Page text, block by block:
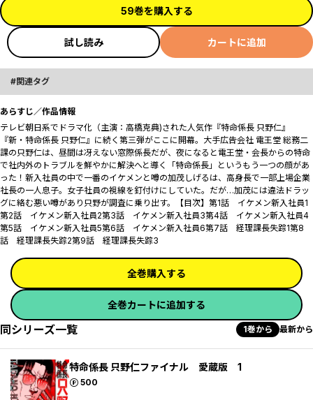
59巻を購入する
試し読み カートに追加
関連タグ
あらすじ／作品情報
テレビ朝日系でドラマ化（主演：高橋克典)された人気作『特命係長 只野仁』
『新・特命係長 只野仁』に続く第三弾がここに開幕。大手広告会社 電王堂 総務二
課の只野仁は、昼間は冴えない窓際係長だが、夜になると電王堂・会長からの特命
で社内外のトラブルを鮮やかに解決へと導く「特命係長」というもう一つの顔があ
った――！新入社員の中で一番のイケメンと噂の加茂しげるは、高身長で一部上場企業
社長の一人息子。女子社員の視線を釘付けにしていた。だが…加茂には違法ドラッ
グに絡む悪い噂があり只野が調査に乗り出す。【目次】第1話 イケメン新入社員1
第2話 イケメン新入社員2第3話 イケメン新入社員3第4話 イケメン新入社員4
第5話 イケメン新入社員5第6話 イケメン新入社員6第7話 経理課長失踪1第8
話 経理課長失踪2第9話 経理課長失踪3
全巻購入する
全巻カートに追加する
同シリーズ一覧 1巻から 最新から
特命係長 只野仁ファイナル 愛蔵版 1
500
ポイント